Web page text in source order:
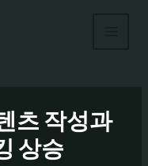
츠 작성과
상승